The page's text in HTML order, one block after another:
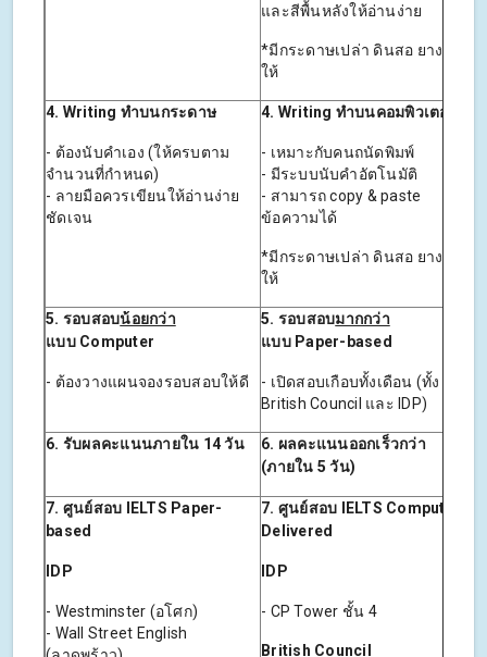
และสีพื้นหลังให้อ่านง่าย
*มีกระดาษเปล่า ดินสอ ยางลบ
ให้
4. Writing ทำบนกระดาษ
- ต้องนับคำเอง (ให้ครบตาม
จำนวนที่กำหนด)
- ลายมือควรเขียนให้อ่านง่าย
ชัดเจน
4. Writing ทำบนคอมพิวเตอร์
- เหมาะกับคนถนัดพิมพ์
- มีระบบนับคำอัตโนมัติ
- สามารถ copy & paste
ข้อความได้
*มีกระดาษเปล่า ดินสอ ยางลบ
ให้
5. รอบสอบน้อยกว่า
แบบ Computer
- ต้องวางแผนจองรอบสอบให้ดี
5. รอบสอบมากกว่า
แบบ Paper-based
- เปิดสอบเกือบทั้งเดือน (ทั้ง
British Council และ IDP)
6. รับผลคะแนนภายใน 14วัน 6. ผลคะแนนออกเร็วกว่า
(ภายใน 5วัน)
7. ศูนย์สอบ
IELTS Paper-
based
IDP
- Westminster (อโศก)
- Wall Street English
7. ศูนย์สอบ
IELTS Computer-
Delivered
IDP
- CP Tower ชั้น 4
British Council